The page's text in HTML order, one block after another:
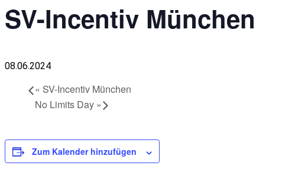
SV-Incentiv München
08.06.2024
« SV-Incentiv München
No Limits Day »
Zum Kalender hinzufügen